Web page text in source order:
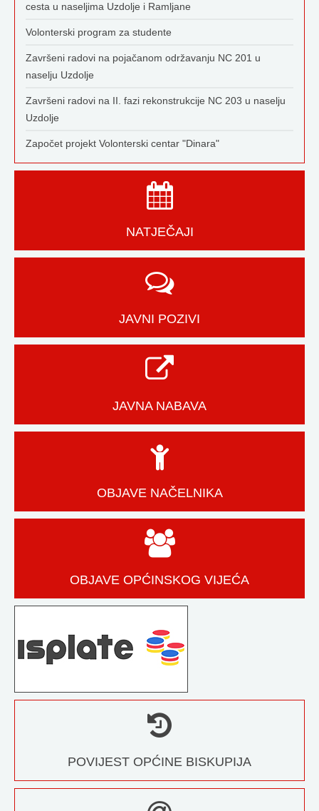
cesta u naseljima Uzdolje i Ramljane
Volonterski program za studente
Završeni radovi na pojačanom održavanju NC 201 u
naselju Uzdolje
Završeni radovi na II. fazi rekonstrukcije NC 203 u naselju
Uzdolje
Započet projekt Volonterski centar "Dinara"
NATJEČAJI
JAVNI POZIVI
JAVNA NABAVA
OBJAVE NAČELNIKA
OBJAVE OPĆINSKOG VIJEĆA
POVIJEST OPĆINE BISKUPIJA